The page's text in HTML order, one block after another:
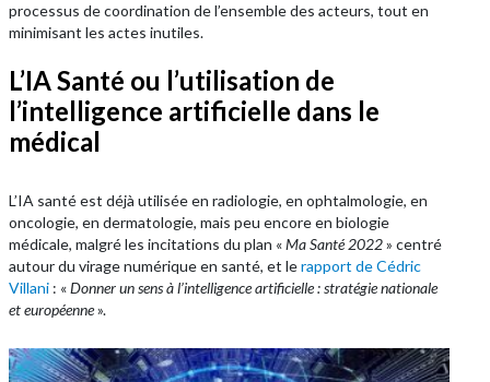
processus de coordination de l’ensemble des acteurs, tout en
minimisant les actes inutiles.
L’IA Santé ou l’utilisation de
l’intelligence artificielle dans le
médical
L’IA santé est déjà utilisée en radiologie, en ophtalmologie, en
oncologie, en dermatologie, mais peu encore en biologie
médicale, malgré les incitations du plan «Ma Santé 2022» centré
autour du virage numérique en santé, et lerapport de Cédric
Villani: «Donner un sens à l’intelligence artificielle : stratégie nationale
et européenne».